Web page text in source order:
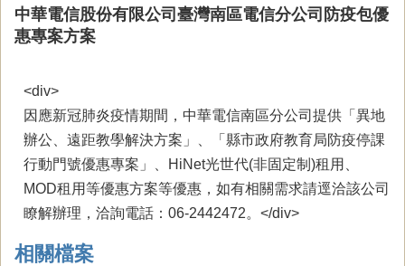
中華電信股份有限公司臺灣南區電信分公司防疫包優
惠專案方案
<div>
因應新冠肺炎疫情期間，中華電信南區分公司提供「異地
辦公、遠距教學解決方案」、「縣市政府教育局防疫停課
行動門號優惠專案」、HiNet光世代(非固定制)租用、
MOD租用等優惠方案等優惠，如有相關需求請逕洽該公司
瞭解辦理，洽詢電話：06-2442472。</div>
相關檔案